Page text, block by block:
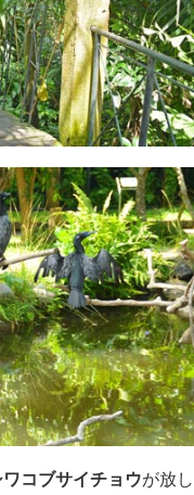
ワコブサイチョウが放し